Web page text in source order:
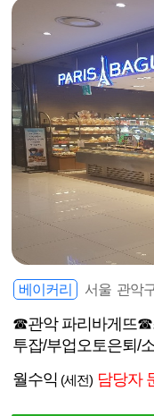
베이커리 서울 관악
☎관악 파리바게뜨☎
투잡/부업오토은퇴/
월수익 (세전) 담당자